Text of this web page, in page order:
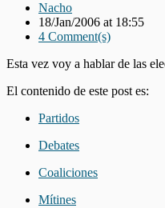
Nacho
18/Jan/2006 at 18:55
4 Comment(s)
Esta vez voy a hablar de las
El contenido de este post es:
Partidos
Debates
Coaliciones
Mítines